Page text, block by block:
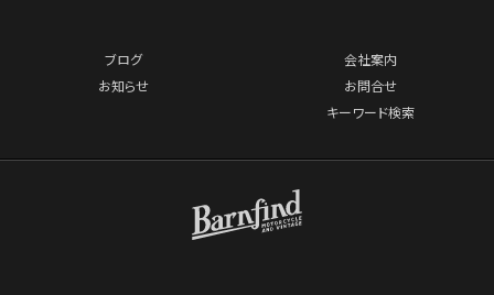
ブログ
お知らせ
会社案内
お問合せ
キーワード検索